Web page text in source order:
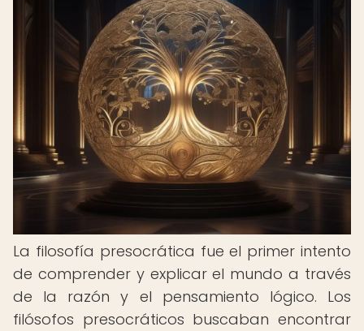
La filosofía presocrática fue el primer intento
de comprender y explicar el mundo a través
de la razón y el pensamiento lógico. Los
filósofos presocráticos buscaban encontrar